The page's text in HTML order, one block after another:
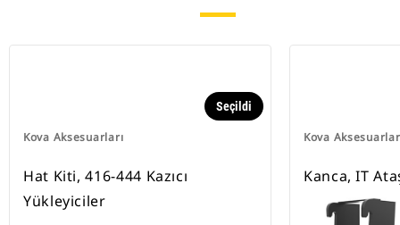
Kova Aksesuarları
Seçildi
Hat Kiti, 416-444 Kazıcı
Yükleyiciler
Kova
Kanca, IT